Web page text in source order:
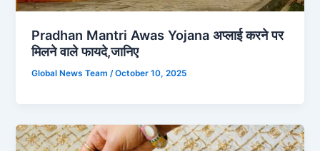
Pradhan Mantri Awas Yojana अप्लाई करने पर
मिलने वाले फायदे,जानिए
Global News Team/October 10, 2025